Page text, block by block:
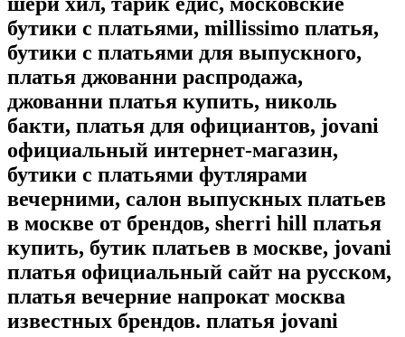
бутики с платьями, millissimo платья,
бутики с платьями для выпускного,
платья джованни распродажа,
джованни платья купить, николь
бакти, платья для официантов, jovani
официальный интернет-магазин,
бутики с платьями футлярами
вечерними, салон выпускных платьев
в москве от брендов, sherri hill платья
купить, бутик платьев в москве, jovani
платья официальный сайт на русском,
платья вечерние напрокат москва
известных брендов. платья jovani